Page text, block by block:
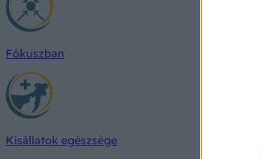
Fókuszban
Kisállatok egészsége